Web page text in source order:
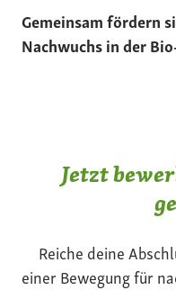
Gemeinsam fördern
Nachwuchs in der
Jetzt
Reiche deine
einer Bewegung für